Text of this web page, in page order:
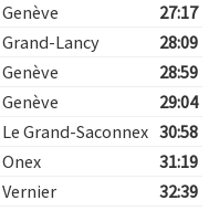
Genève
27:17
Grand-Lancy
28:09
Genève
28:59
Genève
29:04
Le Grand-Saconnex 30:58
Onex
31:19
Vernier
32:39